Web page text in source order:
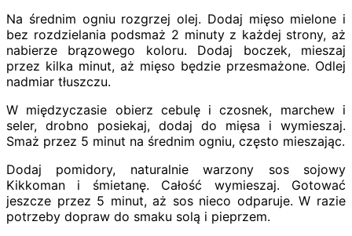
Na średnim ogniu rozgrzej olej. Dodaj mięso mielone i
bez rozdzielania podsmaż 2 minuty z każdej strony, aż
nabierze brązowego koloru. Dodaj boczek, mieszaj
przez kilka minut, aż mięso będzie przesmażone. Odlej
nadmiar tłuszczu.
W międzyczasie obierz cebulę i czosnek, marchew i
seler, drobno posiekaj, dodaj do mięsa i wymieszaj.
Smaż przez 5 minut na średnim ogniu, często mieszając.
Dodaj pomidory, naturalnie warzony sos sojowy
Kikkoman i śmietanę. Całość wymieszaj. Gotować
jeszcze przez 5 minut, aż sos nieco odparuje. W razie
potrzeby dopraw do smaku solą i pieprzem.